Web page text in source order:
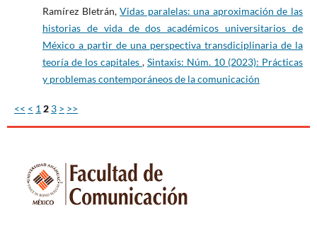
Ramírez Bletrán,Vidas paralelas: una aproximación de las
historias de vida de dos académicos universitarios de
México a partir de una perspectiva transdiciplinaria de la
teoría de los capitales ,Sintaxis: Núm. 10 (2023): Prácticas
y problemas contemporáneos de la comunicación
<< < 1 2 3 > >>